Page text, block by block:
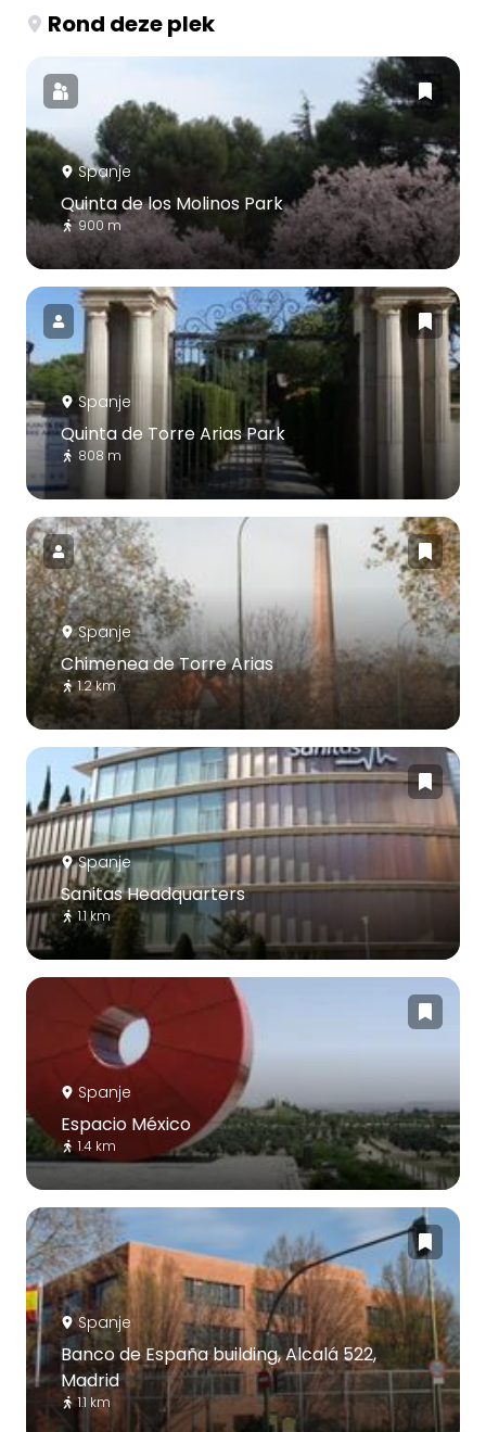
Rond deze plek
Spanje
Quinta de los Molinos Park
900 m
Spanje
Quinta de Torre Arias Park
808 m
Spanje
Chimenea de Torre Arias
1.2 km
Spanje
Sanitas Headquarters
1.1 km
Spanje
Espacio México
1.4 km
Spanje
Banco de España building, Alcalá 522,
Madrid
1.1 km